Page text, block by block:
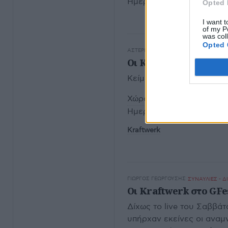
Opted
I want
of my
was
Opted
ΑΣΤΈΡΗΣ ΑΣΤΕΡΙΆΔΗΣ ΣΥΝΑΥΛΙΕΣ -
Οι Kraftwerk στη
Κείμενο: Αστέρης
Χώρος:
Μονή
Ημερομηνία διεξαγωγής:
Kraftwerk
ΓΙΏΡΓΟΣ ΓΕΩΡΓΟΎΣΗΣ ΣΥΝΑΥΛΙΕΣ -
Οι Kraftwerk στο
Δίχως το live του
υπήρχαν εκείνες οι